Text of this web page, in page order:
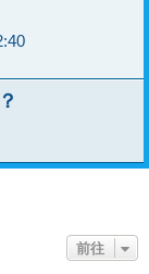
前往